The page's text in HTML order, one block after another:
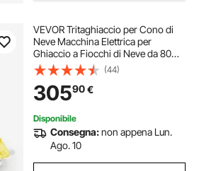
VEVOR Tritaghiaccio per Cono di
Neve Macchina Elettrica per
Ghiaccio a Fiocchi di Neve da 80
kg/giorno, Macchina Elettrica
Raffreddamento ad Aria, 360 W, per
Eventi Feste Dolce
(44)
30590€
Disponibile
Consegna:non appena Lun.
Ago. 10